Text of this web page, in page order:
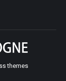
themes